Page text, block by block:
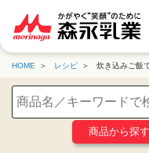
HOME レシピ 炊き込みご飯
商品から探す